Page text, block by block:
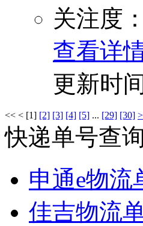
关注度
查看详
更新时
<< < [1] [2] [3] [4] [5] ... [29] [30] >
快递单号查询
申通e物流
佳吉物流